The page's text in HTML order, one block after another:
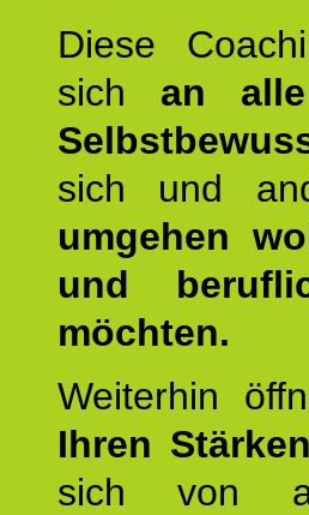
Diese
sich an
sich und
umgehen
und
möchten.
Weiterhin
Ihren
sich von